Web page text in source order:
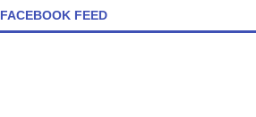
FACEBOOK FEED